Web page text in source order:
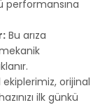
performansına
Bu arıza
orijinal
ilk günkü